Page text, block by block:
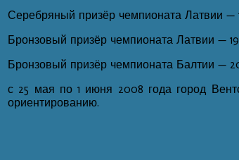
Серебряный призёр чемпионата Латвии —
Бронзовый призёр чемпионата Латвии —
Бронзовый призёр чемпионата Балтии —
с 25 мая по 1 июня 2008 года город
ориентированию.